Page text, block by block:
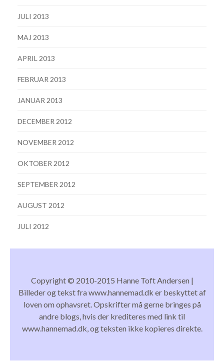
JULI 2013
MAJ 2013
APRIL 2013
FEBRUAR 2013
JANUAR 2013
DECEMBER 2012
NOVEMBER 2012
OKTOBER 2012
SEPTEMBER 2012
AUGUST 2012
JULI 2012
Copyright © 2010-2015 Hanne Toft Andersen |
Billeder og tekst fra www.hannemad.dk er beskyttet af
loven om ophavsret. Opskrifter må gerne bringes på
andre blogs, hvis der krediteres med link til
www.hannemad.dk, og teksten ikke kopieres direkte.